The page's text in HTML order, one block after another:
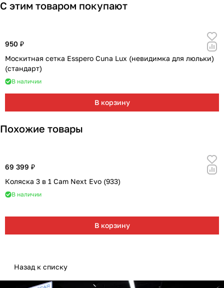
С этим товаром покупают
950 ₽
Москитная сетка Esspero Cuna Lux (невидимка для люльки)
(стандарт)
В наличии
В корзину
Похожие товары
69 399 ₽
Коляска 3 в 1 Cam Next Evo (933)
В наличии
В корзину
Назад к списку